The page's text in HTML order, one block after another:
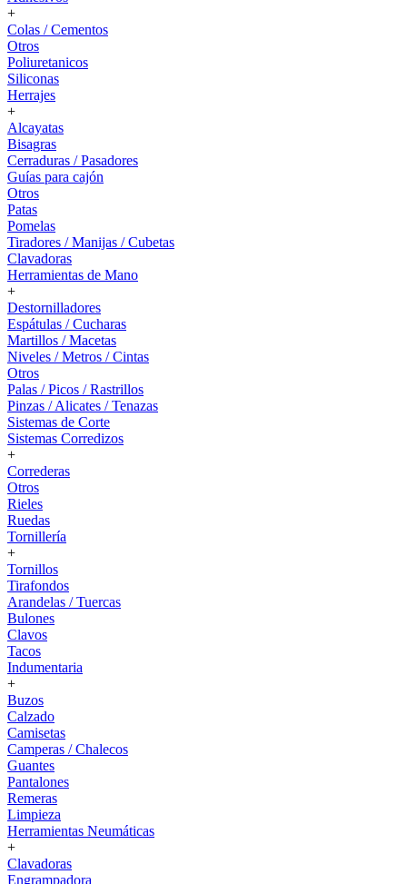
+
Colas / Cementos
Otros
Poliuretanicos
Siliconas
Herrajes
+
Alcayatas
Bisagras
Cerraduras / Pasadores
Guías para cajón
Otros
Patas
Pomelas
Tiradores / Manijas / Cubetas
Clavadoras
Herramientas de Mano
+
Destornilladores
Espátulas / Cucharas
Martillos / Macetas
Niveles / Metros / Cintas
Otros
Palas / Picos / Rastrillos
Pinzas / Alicates / Tenazas
Sistemas de Corte
Sistemas Corredizos
+
Correderas
Otros
Rieles
Ruedas
Tornillería
+
Tornillos
Tirafondos
Arandelas / Tuercas
Bulones
Clavos
Tacos
Indumentaria
+
Buzos
Calzado
Camisetas
Camperas / Chalecos
Guantes
Pantalones
Remeras
Limpieza
Herramientas Neumáticas
+
Clavadoras
Engrampadora